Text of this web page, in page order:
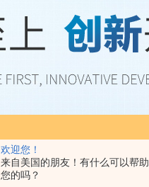
欢迎您！
来自美国的朋友！有什么可以帮助
您的吗？